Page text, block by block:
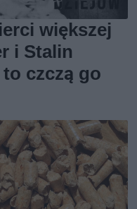
większej
i Stalin
czczą go